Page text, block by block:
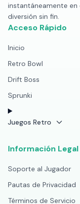
instantáneamente
diversión sin fin.
Acceso Rápido
Inicio
Retro Bowl
Drift Boss
Sprunki
Juegos Retro
Información Legal
Soporte al Jugador
Pautas de Privacidad
Términos de Servicio